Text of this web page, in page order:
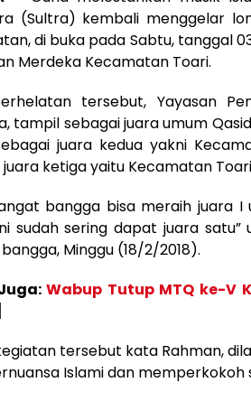
(Sultra) kembali menggelar
di buka pada Sabtu, tanggal
Merdeka Kecamatan Toari.
tersebut, Yayasan
tampil sebagai juara umum
juara kedua yakni
ketiga yaitu Kecamatan
bangga bisa meraih juara
sudah sering dapat juara satu”
Minggu (18/2/2018).
Wabup Tutup MTQ ke-V
tersebut kata Rahman,
Islami dan memperkokoh